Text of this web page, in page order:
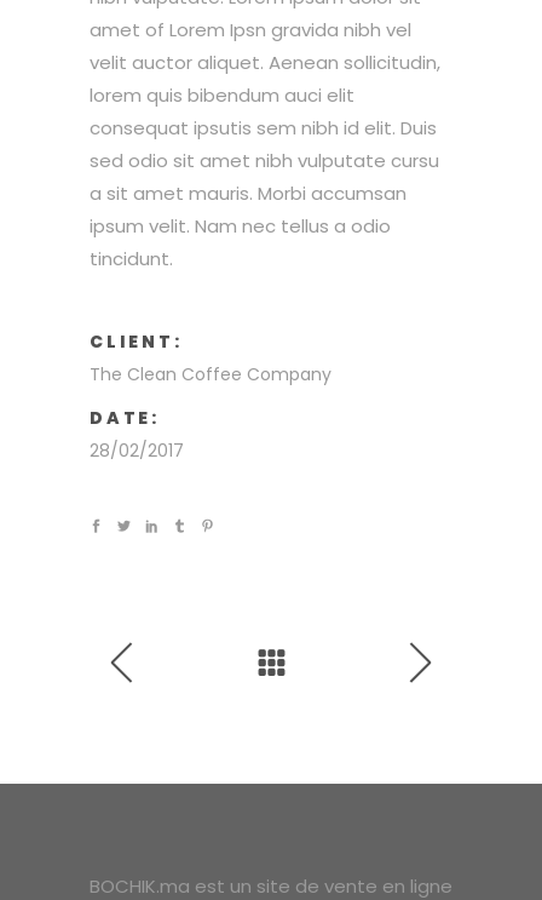
amet of Lorem Ipsn gravida nibh vel
velit auctor aliquet. Aenean sollicitudin,
lorem quis bibendum auci elit
consequat ipsutis sem nibh id elit. Duis
sed odio sit amet nibh vulputate cursu
a sit amet mauris. Morbi accumsan
ipsum velit. Nam nec tellus a odio
tincidunt.
CLIENT:
The Clean Coffee Company
DATE:
28/02/2017
BOCHIK.ma est un site de vente en ligne